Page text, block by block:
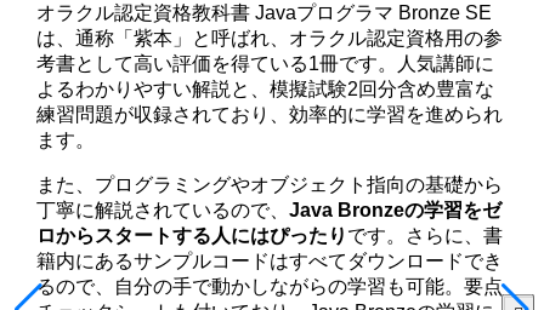
オラクル認定資格教科書 Javaプログラマ Bronze SE
は、通称「紫本」と呼ばれ、オラクル認定資格用の参
考書として高い評価を得ている1冊です。人気講師に
よるわかりやすい解説と、模擬試験2回分含め豊富な
練習問題が収録されており、効率的に学習を進められ
ます。
また、プログラミングやオブジェクト指向の基礎から
丁寧に解説されているので、Java Bronzeの学習をゼ
ロからスタートする人にはぴったり です。さらに、書
籍内にあるサンプルコードはすべてダウンロードでき
るので、自分の手で動かしながらの学習も可能。要点